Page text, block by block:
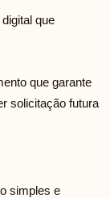
que
que garante
solicitação futura
simples e